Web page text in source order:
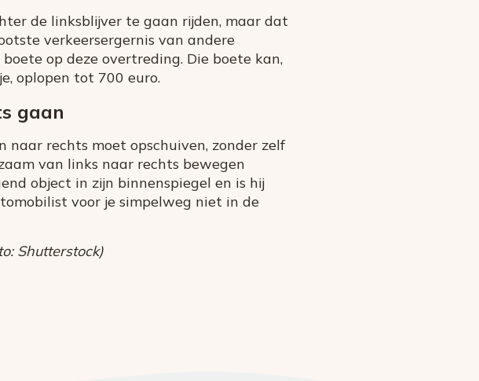
de linksblijver te gaan rijden, maar dat
verkeersergernis van andere
op deze overtreding. Die boete kan,
oplopen tot 700 euro.
gaan
rechts moet opschuiven, zonder zelf
van links naar rechts bewegen
object in zijn binnenspiegel en is hij
voor je simpelweg niet in de
Shutterstock)